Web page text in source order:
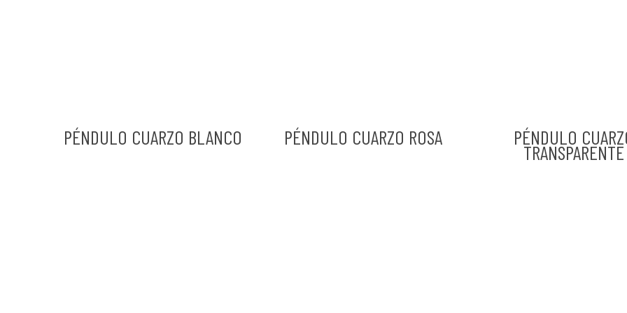
PÉNDULO CUARZO BLANCO PÉNDULO CUARZO ROSA PÉNDULO
TRANSPARENTE